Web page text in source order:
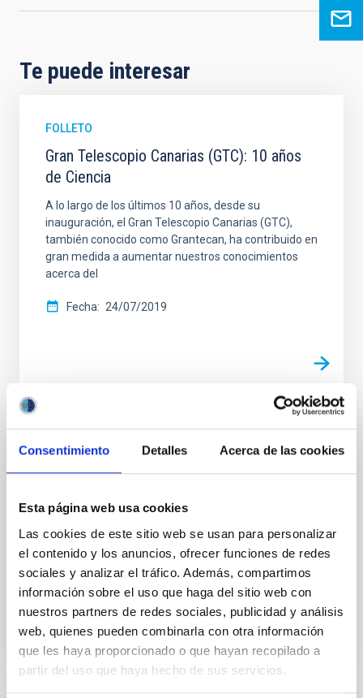
Consentimiento Detalles Acerca de las cookies
Esta página web usa cookies
Las cookies de este sitio web se usan para personalizar
el contenido y los anuncios, ofrecer funciones de redes
sociales y analizar el tráfico. Además, compartimos
información sobre el uso que haga del sitio web con
nuestros partners de redes sociales, publicidad y análisis
web, quienes pueden combinarla con otra información
que les haya proporcionado o que hayan recopilado a
partir del uso que haya hecho de sus servicios.
Te puede interesar
FOLLETO
Gran Telescopio Canarias (GTC): 10 años
de Ciencia
A lo largo de los últimos 10 años, desde su
inauguración, el Gran Telescopio Canarias (GTC),
también conocido como Grantecan, ha contribuido en
gran medida a aumentar nuestros conocimientos
acerca del
Fecha 24/07/2019
FOLLETO
Manual on-line de comunicación para
investigadores
Los resultados de la investigación, actividad abierta
experto. En este manual encontrarás las claves para
comunicar.
Fecha 01/01/2018